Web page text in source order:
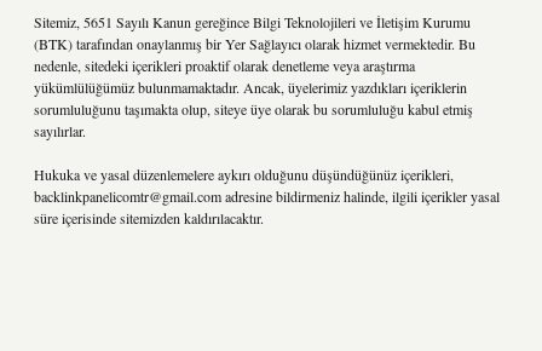
Sitemiz, 5651 Sayılı Kanun gereğince Bilgi Teknolojileri ve İletişim Kurumu
(BTK) tarafından onaylanmış bir Yer Sağlayıcı olarak hizmet vermektedir. Bu
nedenle, sitedeki içerikleri proaktif olarak denetleme veya araştırma
yükümlülüğümüz bulunmamaktadır. Ancak, üyelerimiz yazdıkları içeriklerin
sorumluluğunu taşımakta olup, siteye üye olarak bu sorumluluğu kabul etmiş
sayılırlar.
Hukuka ve yasal düzenlemelere aykırı olduğunu düşündüğünüz içerikleri,
backlinkpanelicomtr@gmail.comadresine bildirmeniz halinde, ilgili içerikler yasal
süre içerisinde sitemizden kaldırılacaktır.